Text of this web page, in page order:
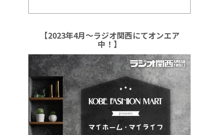
【2023年4月～ラジオ関西にてオンエア
中！】